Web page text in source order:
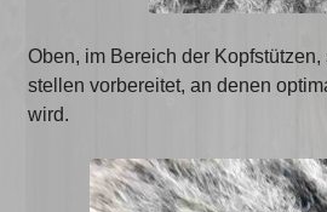
Oben, im Bereich der
stellen vorbereitet, an denen
wird.